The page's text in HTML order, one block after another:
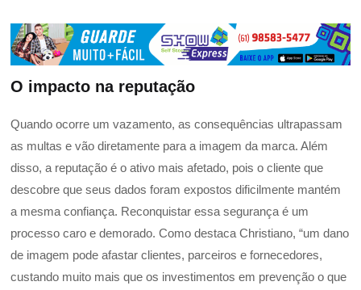
O impacto na reputação
Quando ocorre um vazamento, as consequências ultrapassam
as multas e vão diretamente para a imagem da marca. Além
disso, a reputação é o ativo mais afetado, pois o cliente que
descobre que seus dados foram expostos dificilmente mantém
a mesma confiança. Reconquistar essa segurança é um
processo caro e demorado. Como destaca Christiano, “um dano
de imagem pode afastar clientes, parceiros e fornecedores,
custando muito mais que os investimentos em prevenção o que